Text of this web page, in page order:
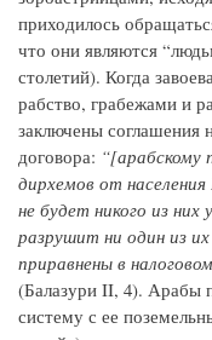
приходилось
что они являются
столетий). Когда
рабство, грабежами и
заключены соглашения
договора: “[арабскому
дирхемов от
не будет никого из
разрушит ни один из
приравнены в
(Балазури II, 4). Арабы
систему с ее